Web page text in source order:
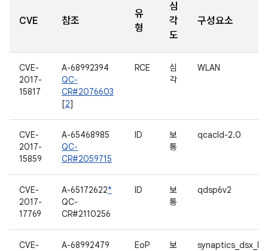
CVE 참조
유
형
심
각
도
구성요소
CVE-
2017-
15817
A-68992394
QC-
CR#2076603
[2]
RCE
심
각
WLAN
CVE-
2017-
15859
A-65468985
QC-
CR#2059715
ID
보
통
qcacld-2.0
CVE-
2017-
17769
A-65172622*
QC-
CR#2110256
ID
보
통
qdsp6v2
CVE-
A-68992479
EoP
보